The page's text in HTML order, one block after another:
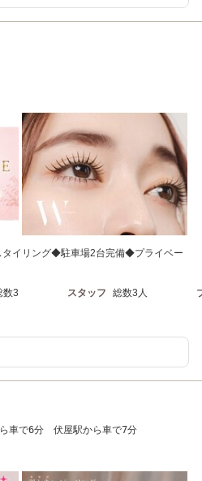
タイリング◆駐車場2台完備◆プライベー
数3 スタッフ 総数3人
車で6分 伏屋駅から車で7分